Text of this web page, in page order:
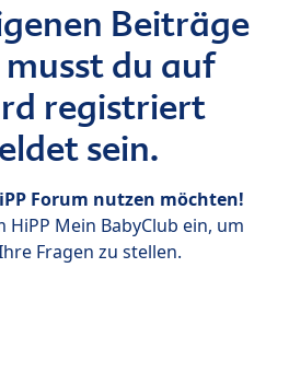
Beiträge
du auf
registriert
sein.
Forum nutzen möchten!
HiPP Mein BabyClub ein, um
Fragen zu stellen.